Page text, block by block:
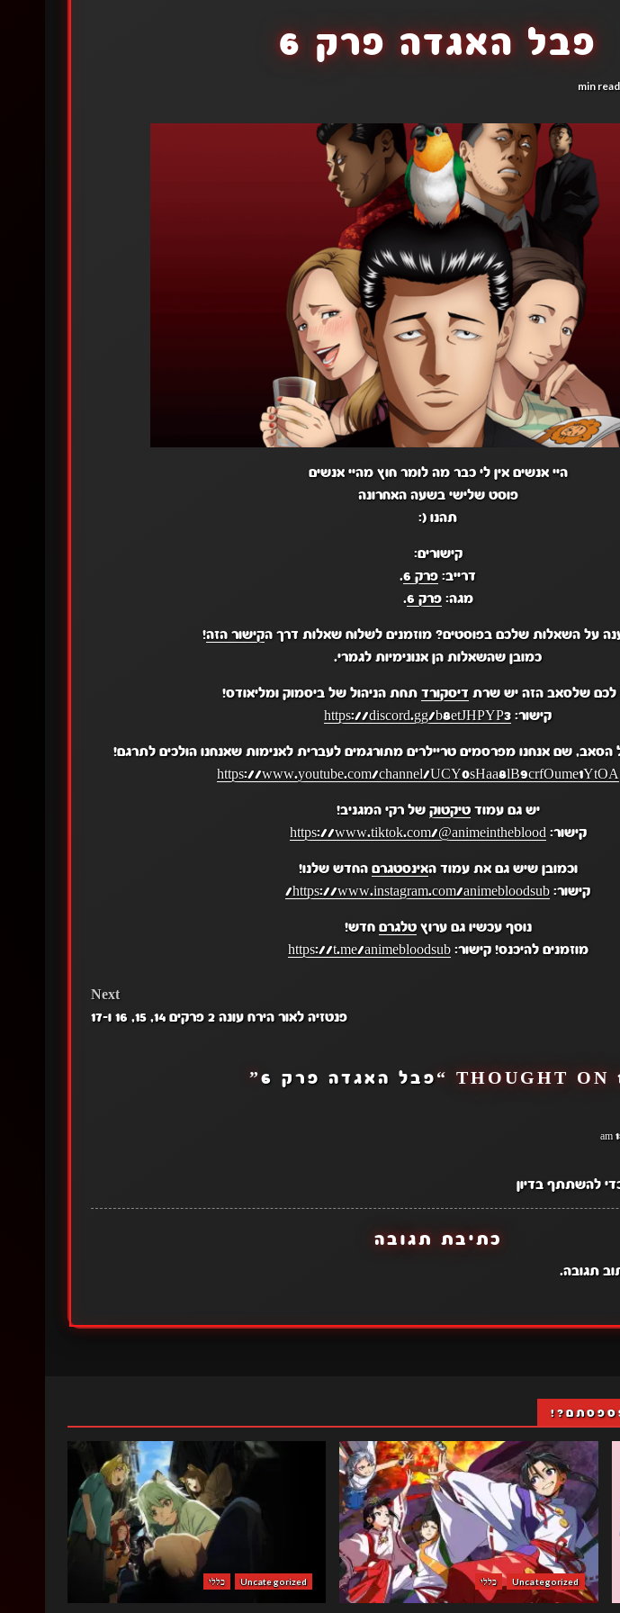
פבל האגדה פרק 6
היי אנשים אין לי כבר מה לומר חוץ מהיי אנשים
פוסט שלישי בשעה האחרונה
תהנו (:
קישורים:
דרייב: פרק 6
.
מגה:פרק 6 .
על השאלות שלכם בפוסטים? מוזמנים לשלוח שאלות דרך הקישור הזה!
כמובן שהשאלות הן אנונימיות לגמרי.
לכם שלסאב הזה יש שרת דיסקורדתחת הניהול של ביסמוק ומליאודס!
קישור: https://discord.gg/b8etJHPYP3
שם אנחנו מפרסמים טריילרים מתורגמים לעברית לאנימות שאנחנו הולכים לתרגם!
https://www.youtube.com/channel/UCY0sHaa8lB9crfOume1YtOA
יש גם עמודטיקטוק של רקי המגניב!
קישור:https://www.tiktok.com/@animeintheblood
וכמובן שיש גם את עמוד האינסטגרם החדש שלנו!
קישור: https://www.instagram.com/animebloodsub/
נוסף עכשיו גם ערוץטלגרם חדש!
מוזמנים להיכנס! קישור:https://t.me/animebloodsub
Next
פנטזיה לאור הירח עונה 2 פרקים 14, 15, 16 ו-17
1 פבל האגדה פרק 6 ”
להשתתף בדיון
כתיבת תגובה
תגובה.
Uncategorized כללי Uncategorized כללי